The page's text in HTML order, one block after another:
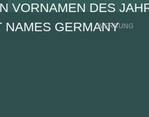
VORNAMEN DES
NAMES GERMANY